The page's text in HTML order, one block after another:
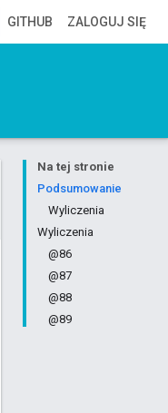
GITHUB ZALOGUJ SIĘ
Na tej stronie
Podsumowanie
Wyliczenia
Wyliczenia
@86
@87
@88
@89